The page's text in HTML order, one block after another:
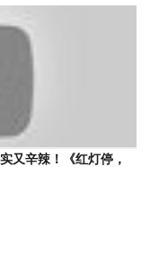
又辛辣！《红灯停，